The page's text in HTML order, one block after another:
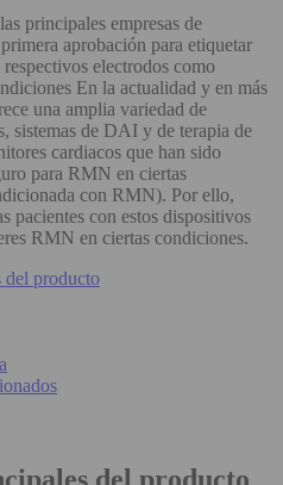
principales empresas de
aprobación para etiquetar
electrodos como
En la actualidad y en más
una amplia variedad de
sistemas de DAI y de terapia de
cardiacos que han sido
para RMN en ciertas
con RMN). Por ello,
con estos dispositivos
RMN en ciertas condiciones.
del producto